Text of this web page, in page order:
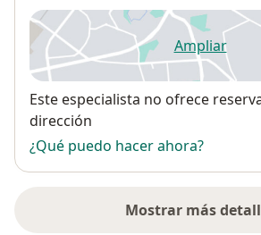
Ampliar
se abre
Disponibilidad
Este especialista no ofrece
dirección
¿Qué puedo hacer ahora?
Mostrar mássobre la